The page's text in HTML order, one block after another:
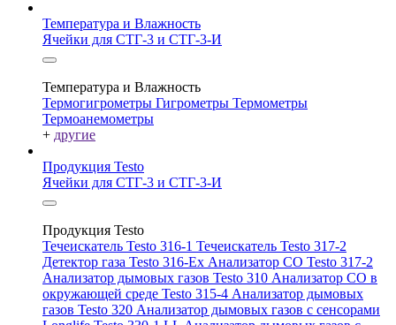
Температура и Влажность
Ячейки для СТГ-3 и СТГ-3-И
Температура и Влажность
Термогигрометры Гигрометры Термометры
Термоанемометры
+ другие
Продукция Testo
Ячейки для СТГ-3 и СТГ-3-И
Продукция Testo
Течеискатель Testo 316-1 Течеискатель Testo 317-2
Детектор газа Testo 316-Ex Анализатор CO Testo 317-2
Анализатор дымовых газов Testo 310 Анализатор CO в
окружающей среде Testo 315-4 Анализатор дымовых
газов Testo 320 Анализатор дымовых газов с сенсорами